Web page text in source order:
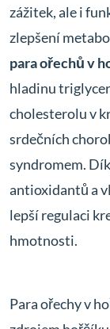
zážitek, ale i
zlepšení
para ořechů v
hladinu
cholesterolu v
srdečních
syndromem.
antioxidantů a
lepší regulaci
hmotnosti.
Para ořechy v